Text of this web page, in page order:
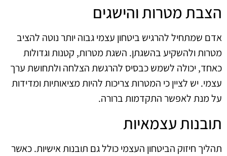
הצבת מטרות והישגים
אדם שמתחיל להרגיש ביטחון עצמי גבוה יותר נוטה להציב
מטרות ולהשקיע בהשגתן. השגת מטרות, קטנות וגדולות
כאחד, יכולה לשמש כבסיס להרגשת הצלחה ולתחושת ערך
עצמי. יש לציין כי המטרות צריכות להיות מציאותיות ומדידות
על מנת לאפשר התקדמות ברורה.
תובנות עצמאיות
תהליך חיזוק הביטחון העצמי כולל גם תובנות אישיות. כאשר